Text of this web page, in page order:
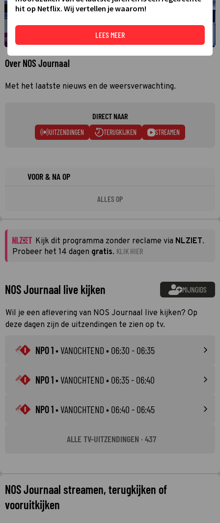
Over NOS Journaal
Met het laatste nieuws en de weersverwachting.
DIRECT NAAR
UITZENDINGEN TERUGKIJKEN STREAMEN
VOOR & NA OP
ALLES OP
Kijk dit programma zonder reclame via NLZIET.
Probeer het 14 dagen gratis. KLIK HIER
NOS Journaal live kijken MIJNGIDS
Wil je een aflevering van NOS Journaal live kijken? Op
deze dagen zijn de uitzendingen te zien op tv.
NPO 1•VANOCHTEND • 06:30 - 06:35
NPO 1•VANOCHTEND • 06:35 - 06:40
NPO 1•VANOCHTEND • 06:40 - 06:45
ALLE TV-UITZENDINGEN · 437
NOS Journaal streamen, terugkijken of
vooruitkijken
hit op Netflix. Wij vertellen je waarom!
LEES MEER